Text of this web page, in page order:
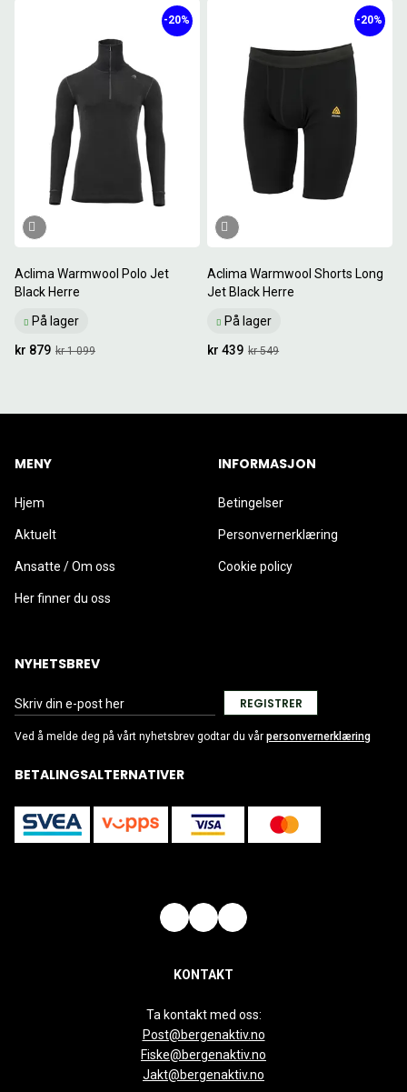
Aclima Warmwool Polo Jet
Black Herre
På lager
-20%
kr 1 099
kr 879
Aclima Warmwool Shorts Long
Jet Black Herre
På lager
-20%
kr 549
kr 439
MENY
Hjem
Aktuelt
Ansatte / Om oss
Her finner du oss
INFORMASJON
Betingelser
Personvernerklæring
Cookie policy
NYHETSBREV
REGISTRER
Ved å melde deg på vårt nyhetsbrev godtar du vår personvernerklæring
BETALINGSALTERNATIVER
KONTAKT
Ta kontakt med oss:
Post@bergenaktiv.no
Fiske@bergenaktiv.no
Jakt@bergenaktiv.no